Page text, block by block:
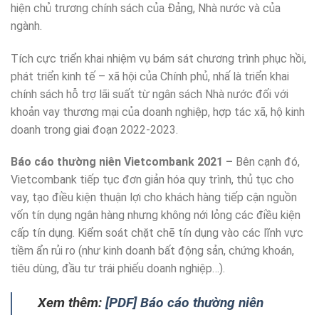
hiện chủ trương chính sách của Đảng, Nhà nước và của
ngành.
Tích cực triển khai nhiệm vụ bám sát chương trình phục hồi,
phát triển kinh tế – xã hội của Chính phủ, nhấ là triển khai
chính sách hỗ trợ lãi suất từ ngân sách Nhà nước đối với
khoản vay thương mại của doanh nghiệp, hợp tác xã, hộ kinh
doanh trong giai đoạn 2022-2023.
Báo cáo thường niên Vietcombank 2021 – Bên cạnh đó,
Vietcombank tiếp tục đơn giản hóa quy trình, thủ tục cho
vay, tạo điều kiện thuận lợi cho khách hàng tiếp cận nguồn
vốn tín dụng ngân hàng nhưng không nới lỏng các điều kiện
cấp tín dụng. Kiểm soát chặt chẽ tín dụng vào các lĩnh vực
tiềm ẩn rủi ro (như kinh doanh bất động sản, chứng khoán,
tiêu dùng, đầu tư trái phiếu doanh nghiệp…).
Xem thêm: [PDF] Báo cáo thường niên